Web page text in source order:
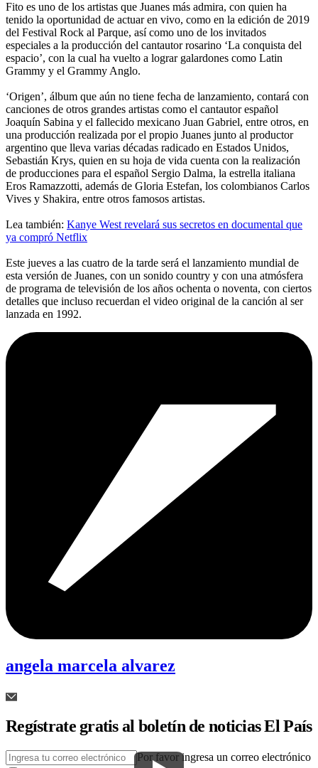
Fito es uno de los artistas que Juanes más admira, con quien ha
tenido la oportunidad de actuar en vivo, como en la edición de 2019
del Festival Rock al Parque, así como uno de los invitados
especiales a la producción del cantautor rosarino ‘La conquista del
espacio’, con la cual ha vuelto a lograr galardones como Latin
Grammy y el Grammy Anglo.
‘Origen’, álbum que aún no tiene fecha de lanzamiento, contará con
canciones de otros grandes artistas como el cantautor español
Joaquín Sabina y el fallecido mexicano Juan Gabriel, entre otros, en
una producción realizada por el propio Juanes junto al productor
argentino que lleva varias décadas radicado en Estados Unidos,
Sebastián Krys, quien en su hoja de vida cuenta con la realización
de producciones para el español Sergio Dalma, la estrella italiana
Eros Ramazzotti, además de Gloria Estefan, los colombianos Carlos
Vives y Shakira, entre otros famosos artistas.
Lea también: Kanye West revelará sus secretos en documental que
ya compró Netflix
Este jueves a las cuatro de la tarde será el lanzamiento mundial de
esta versión de Juanes, con un sonido country y con una atmósfera
de programa de televisión de los años ochenta o noventa, con ciertos
detalles que incluso recuerdan el video original de la canción al ser
lanzada en 1992.
angela marcela alvarez
Regístrate gratis al boletín de noticias El País
Por favor ingresa un correo electrónico